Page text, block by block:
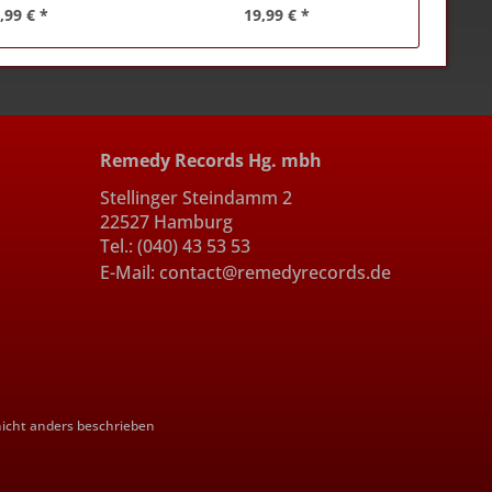
€ * 19,99 € *
Remedy Records Hg. mbh
Stellinger Steindamm 2
22527 Hamburg
Tel.: (040) 43 53 53
E-Mail: contact@remedyrecords.de
anders beschrieben